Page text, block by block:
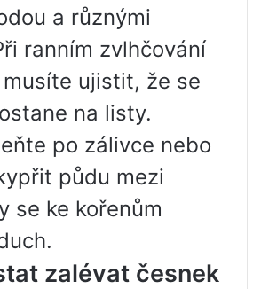
a různými
ranním zvlhčování
ujistit, že se
na listy.
po zálivce nebo
půdu mezi
se ke kořenům
zalévat česnek